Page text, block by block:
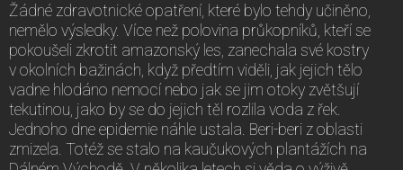
Žádné zdravotnické opatření, které bylo tehdy učiněno,
nemělo výsledky. Více než polovina průkopníků, kteří se
pokoušeli zkrotit amazonský les, zanechala své kostry
v okolních bažinách, když předtím viděli, jak jejich tělo
vadne hlodáno nemocí nebo jak se jim otoky zvětšují
tekutinou, jako by se do jejich těl rozlila voda z řek.
Jednoho dne epidemie náhle ustala. Beri-beri z oblasti
zmizela. Totéž se stalo na kaučukových plantážích na